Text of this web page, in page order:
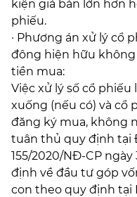
kiện giá bán lớn hơn
phiếu.
· Phương án xử lý cổ
đông hiện hữu
tiền mua:
Việc xử lý số cổ
xuống (nếu có) và cổ
đăng ký mua, không
tuân thủ quy định tại
155/2020/NĐ-CP
định về đầu tư góp
con theo quy định tại